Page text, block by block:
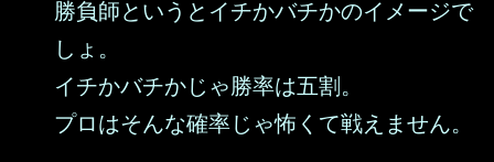
勝負師というとイチかバチかのイメージで
しょ。
イチかバチかじゃ勝率は五割。
プロはそんな確率じゃ怖くて戦えません。